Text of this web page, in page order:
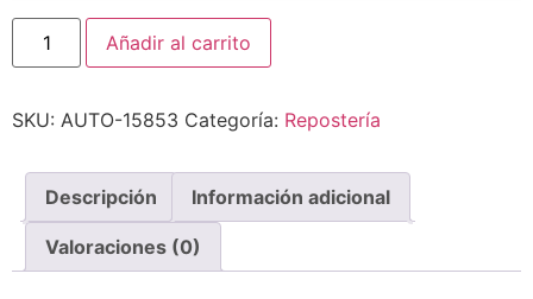
Añadir al carrito
SKU: AUTO-15853 Categoría: Repostería
Descripción Información adicional
Valoraciones (0)